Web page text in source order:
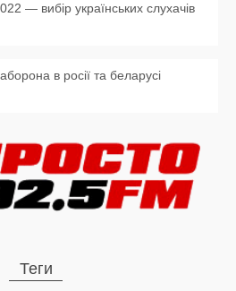
— вибір українських слухачів
в росії та беларусі
Теги